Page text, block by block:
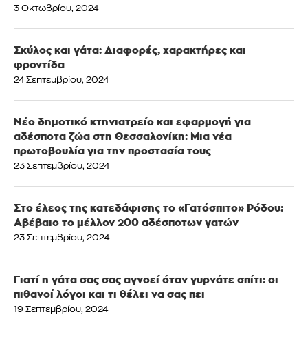
3 Οκτωβρίου, 2024
Σκύλος και γάτα: Διαφορές, χαρακτήρες και
φροντίδα
24 Σεπτεμβρίου, 2024
Νέο δημοτικό κτηνιατρείο και εφαρμογή για
αδέσποτα ζώα στη Θεσσαλονίκη: Μια νέα
πρωτοβουλία για την προστασία τους
23 Σεπτεμβρίου, 2024
Στο έλεος της κατεδάφισης το «Γατόσπιτο» Ρόδου:
Αβέβαιο το μέλλον 200 αδέσποτων γατών
23 Σεπτεμβρίου, 2024
Γιατί η γάτα σας σας αγνοεί όταν γυρνάτε σπίτι: οι
πιθανοί λόγοι και τι θέλει να σας πει
19 Σεπτεμβρίου, 2024